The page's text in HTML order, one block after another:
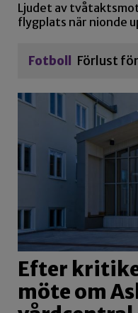
Ljudet av
flygplats när nionde
Fotboll Förlust
Efter
möte om